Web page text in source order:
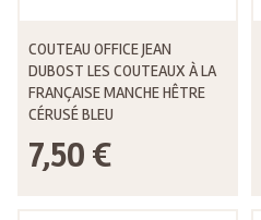
COUTEAU OFFICE JEAN
DUBOST LES COUTEAUX À LA
FRANÇAISE MANCHE HÊTRE
CÉRUSÉ BLEU
7,50 €